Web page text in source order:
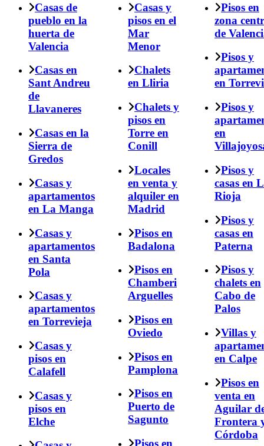
Casas de
pueblo en la
huerta de
Valencia
Casas en
Sant Andreu
de
Llavaneres
Casas en la
Sierra de
Gredos
Casas y
apartamentos
en La Manga
Casas y
apartamentos
en Santa
Pola
Casas y
apartamentos
en Torrevieja
Casas y
pisos en
Calafell
Casas y
pisos en
Elche
Casas y
pisos en el
Mar
Menor
Chalets
en Lliria
Chalets y
pisos en
Torre en
Conill
Locales
en venta y
alquiler en
Madrid
Pisos en
Badalona
Pisos en
Chamberi
Arguelles
Pisos en
Oviedo
Pisos en
Pamplona
Pisos en
Puerto de
Sagunto
Pisos en
Pisos en
zona
de
Pisos y
en
Pisos y
en
Pisos y
casas en
Rioja
Pisos y
casas en
Paterna
Pisos y
chalets en
Cabo de
Palos
Villas y
en Calpe
Pisos en
venta en
Aguilar
Frontera
Córdoba